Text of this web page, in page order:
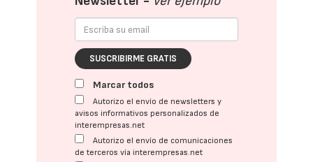
SUSCRIBIRME GRATIS
Marcar todos
Autorizo el envío de newsletters y
avisos informativos personalizados de
interempresas.net
Autorizo el envío de comunicaciones
de terceros vía interempresas.net